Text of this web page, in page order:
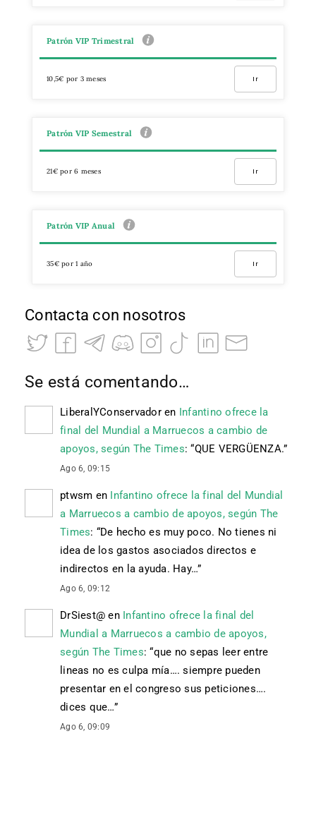
Patrón VIP Trimestral
10,5€ por 3 meses Ir
Patrón VIP Semestral
21€ por 6 meses Ir
Patrón VIP Anual
35€ por 1 año Ir
Contacta con nosotros
Se está comentando…
LiberalYConservadoren Infantino ofrece la
final del Mundial a Marruecos a cambio de
apoyos, según The Times: “QUE VERGÜENZA.”
Ago 6, 09:15
ptwsm en Infantino ofrece la final del Mundial
a Marruecos a cambio de apoyos, según The
Times: “De hecho es muy poco. No tienes ni
idea de los gastos asociados directos e
indirectos en la ayuda. Hay…”
Ago 6, 09:12
DrSiest@ en Infantino ofrece la final del
Mundial a Marruecos a cambio de apoyos,
según The Times: “que no sepas leer entre
lineas no es culpa mía…. siempre pueden
presentar en el congreso sus peticiones….
dices que…”
Ago 6, 09:09